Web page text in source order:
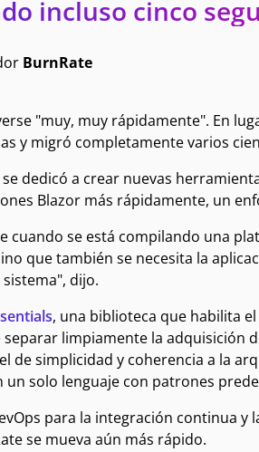
incluso cinco
BurnRate
"muy, muy rápidamente". En
y migró completamente varios
dedicó a crear nuevas
Blazor más rápidamente, un
cuando se está compilando una
que también se necesita la
dijo.
, una biblioteca que habilita
separar limpiamente la adquisición
de simplicidad y coherencia a la
solo lenguaje con patrones
para la integración continua
se mueva aún más rápido.